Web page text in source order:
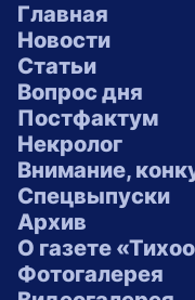
Главная
Новости
Статьи
Вопрос дня
Постфактум
Некролог
Внимание,
Спецвыпуски
Архив
О газете
Фотогалерея